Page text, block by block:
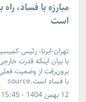
مبارزه با فساد،
است
تهران-ایرنا- رئیس
با بیان اینکه قدرت
برون‌رفت از وضعیت
با فساد است.source
12 بهمن 1404 - 15:45